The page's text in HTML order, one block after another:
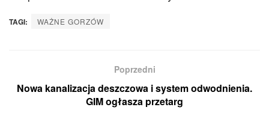
TAGI: WAŻNE GORZÓW
Poprzedni
Nowa kanalizacja deszczowa i system odwodnienia.
GIM ogłasza przetarg